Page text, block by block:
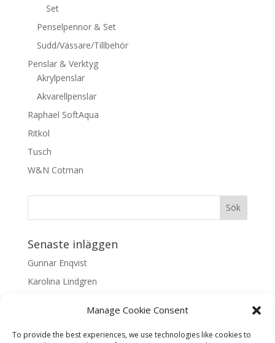
Manage Cookie Consent
To provide the best experiences, we use technologies like cookies to
Set
Penselpennor & Set
Sudd/Vässare/Tillbehör
Penslar & Verktyg
Akrylpenslar
Akvarellpenslar
Raphael SoftAqua
Ritkol
Tusch
W&N Cotman
Senaste inläggen
Gunnar Enqvist
Karolina Lindgren
Samaneh Shabani Åhrling